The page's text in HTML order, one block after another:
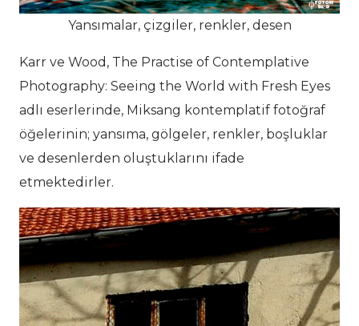
Yansımalar, çizgiler, renkler, desen
Karr ve Wood, The Practise of Contemplative
Photography: Seeing the World with Fresh Eyes
adlı eserlerinde, Miksang kontemplatif fotoğraf
öğelerinin; yansıma, gölgeler, renkler, boşluklar
ve desenlerden oluştuklarını ifade
etmektedirler.